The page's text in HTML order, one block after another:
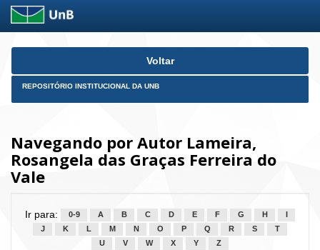
Skip
Voltar
REPOSITÓRIO INSTITUCIONAL DA UNB
Navegando por Autor Lameira,
Rosangela das Graças Ferreira do
Vale
Ir para: 0-9 A B C D E F G H
J
K L M N O P Q R S
T
U
V W X Y Z